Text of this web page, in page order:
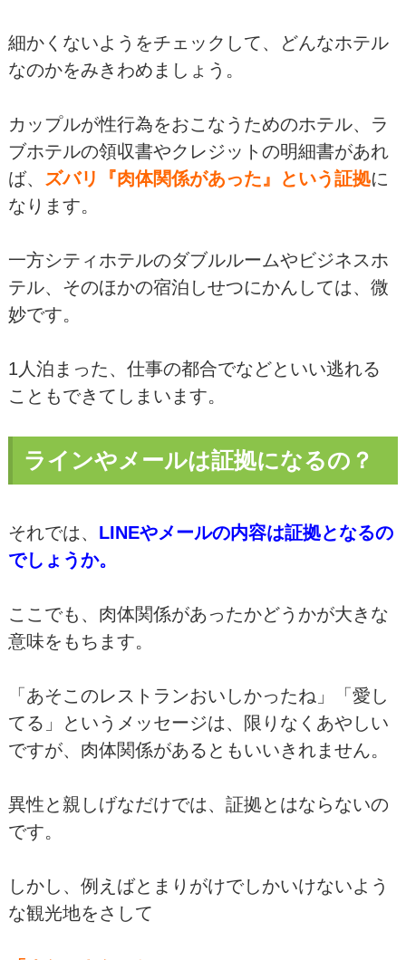
細かくないようをチェックして、どんなホテル
なのかをみきわめましょう。
カップルが性行為をおこなうためのホテル、ラ
ブホテルの領収書やクレジットの明細書があれ
ば、
ズバリ『肉体関係があった』という証拠に
なります。
一方シティホテルのダブルルームやビジネスホ
テル、そのほかの宿泊しせつにかんしては、微
妙です。
1人泊まった、仕事の都合でなどといい逃れる
こともできてしまいます。
ラインやメールは証拠になるの？
それでは、 LINEやメールの内容は証拠となるの
でしょうか。
ここでも、肉体関係があったかどうかが大きな
意味をもちます。
「あそこのレストランおいしかったね」「愛し
てる」というメッセージは、限りなくあやしい
ですが、肉体関係があるともいいきれません。
異性と親しげなだけでは、証拠とはならないの
です。
しかし、例えばとまりがけでしかいけないよう
な観光地をさして